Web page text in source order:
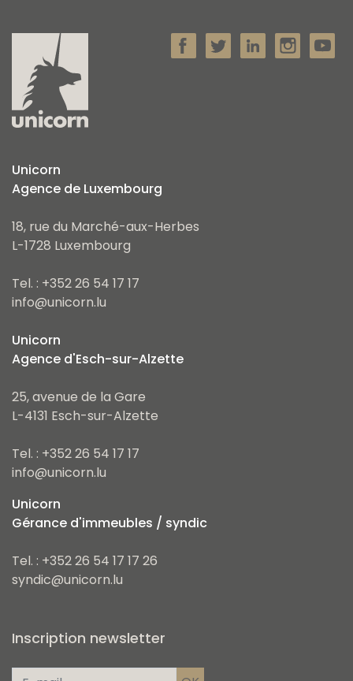
Unicorn
Agence de Luxembourg
18, rue du Marché-aux-Herbes
L-1728 Luxembourg
Tel. : +352 26 54 17 17
info@unicorn.lu
Unicorn
Agence d'Esch-sur-Alzette
25, avenue de la Gare
L-4131 Esch-sur-Alzette
Tel. : +352 26 54 17 17
info@unicorn.lu
Unicorn
Gérance d'immeubles / syndic
Tel. : +352 26 54 17 17 26
syndic@unicorn.lu
Inscription newsletter